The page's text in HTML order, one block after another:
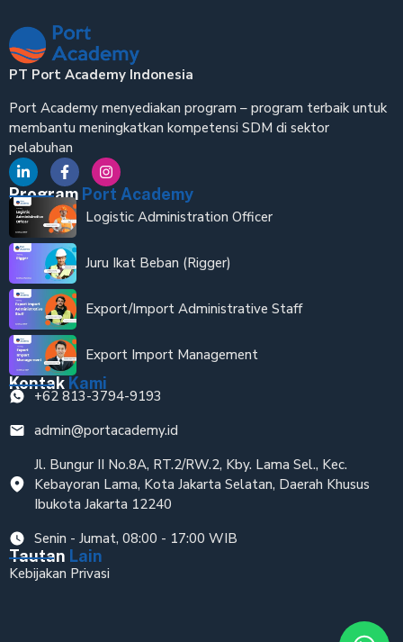
PT Port Academy Indonesia
Port Academy menyediakan program – program terbaik untuk
membantu meningkatkan kompetensi SDM di sektor
pelabuhan
Program Port Academy
Logistic Administration Officer
Juru Ikat Beban (Rigger)
Export/Import Administrative Staff
Export Import Management
Kontak Kami
+62 813-3794-9193
admin@portacademy.id
Jl. Bungur II No.8A, RT.2/RW.2, Kby. Lama Sel., Kec.
Kebayoran Lama, Kota Jakarta Selatan, Daerah Khusus
Ibukota Jakarta 12240
Senin - Jumat, 08:00 - 17:00 WIB
Tautan Lain
Kebijakan Privasi